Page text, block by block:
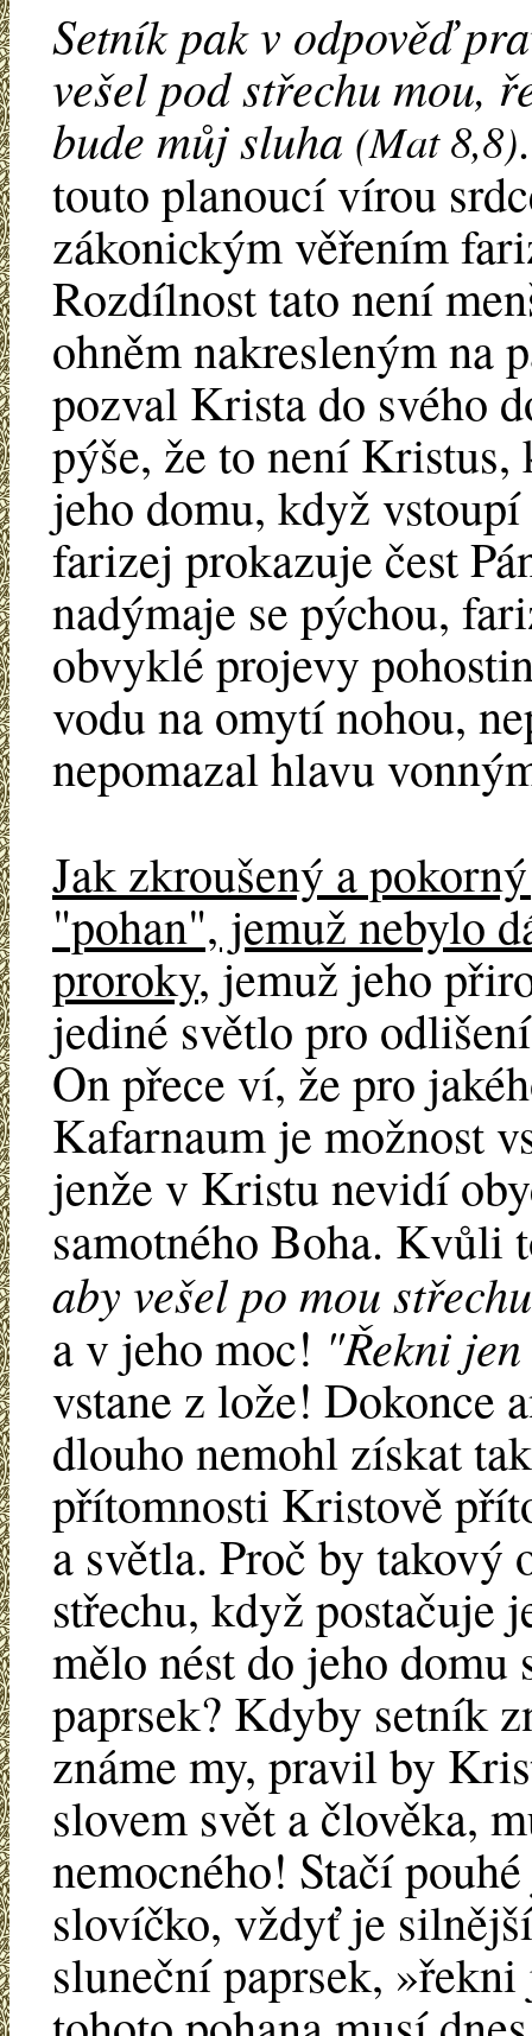
Setník pak v odpověď
vešel pod střechu mou,
bude můj sluha (Mat 8,8)
touto planoucí vírou
zákonickým věřením
Rozdílnost tato není
ohněm nakresleným na
pozval Krista do svého
pýše, že to není Kristus,
jeho domu, když
farizej prokazuje čest
nadýmaje se pýchou,
obvyklé projevy
vodu na omytí nohou,
nepomazal hlavu
Jak zkroušený a
"pohan", jemuž nebylo
proroky, jemuž jeho
jediné světlo pro
On přece ví, že pro
Kafarnaum je možnost
jenže v Kristu nevidí
samotného Boha. Kvůli
aby vešel po mou
a v jeho moc! "Řekni
vstane z lože! Dokonce
dlouho nemohl získat
přítomnosti Kristově
a světla. Proč by takový
střechu, když postačuje
mělo nést do jeho
paprsek? Kdyby setník
známe my, pravil by
slovem svět a člověka,
nemocného! Stačí
slovíčko, vždyť je
sluneční paprsek,